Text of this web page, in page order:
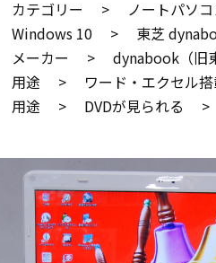
カテゴリー > ノートパソ
Windows 10 >
東芝
メーカー > dynabook（旧
用途 > ワード・エクセル
用途 > DVDが見られる >